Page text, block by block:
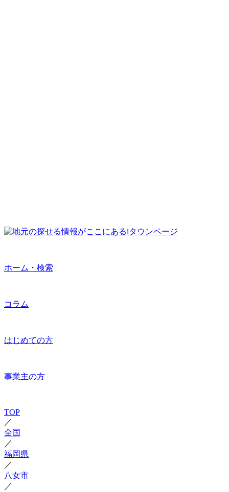
ホーム・検索
コラム
はじめての方
事業主の方
TOP
／
全国
／
福岡県
／
八女市
／